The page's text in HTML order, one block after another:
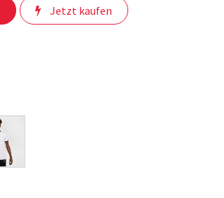
Jetzt kaufen